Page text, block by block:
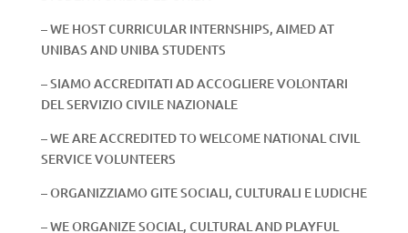
– WE HOST CURRICULAR INTERNSHIPS, AIMED AT
UNIBAS AND UNIBA STUDENTS
– SIAMO ACCREDITATI AD ACCOGLIERE VOLONTARI
DEL SERVIZIO CIVILE NAZIONALE
– WE ARE ACCREDITED TO WELCOME NATIONAL CIVIL
SERVICE VOLUNTEERS
– ORGANIZZIAMO GITE SOCIALI, CULTURALI E LUDICHE
– WE ORGANIZE SOCIAL, CULTURAL AND PLAYFUL